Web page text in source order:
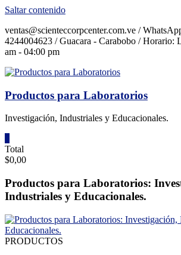
Saltar contenido
ventas@scienteccorpcenter.com.ve /
4244004623 / Guacara - Carabobo / Horario:
am - 04:00 pm
Productos para Laboratorios
Investigación, Industriales y Educacionales.
Total
$0,00
Productos para Laboratorios:
Industriales y Educacionales.
PRODUCTOS